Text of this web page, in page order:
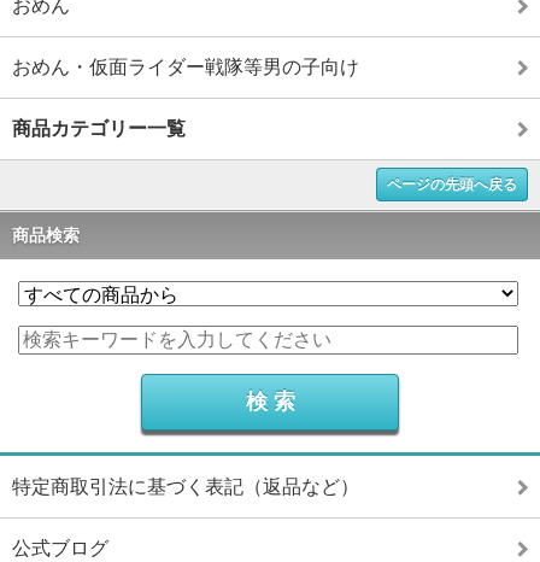
おめん
おめん・仮面ライダー戦隊等男の子向け
商品カテゴリー一覧
ページの先頭へ戻る
商品検索
特定商取引法に基づく表記（返品など）
公式ブログ